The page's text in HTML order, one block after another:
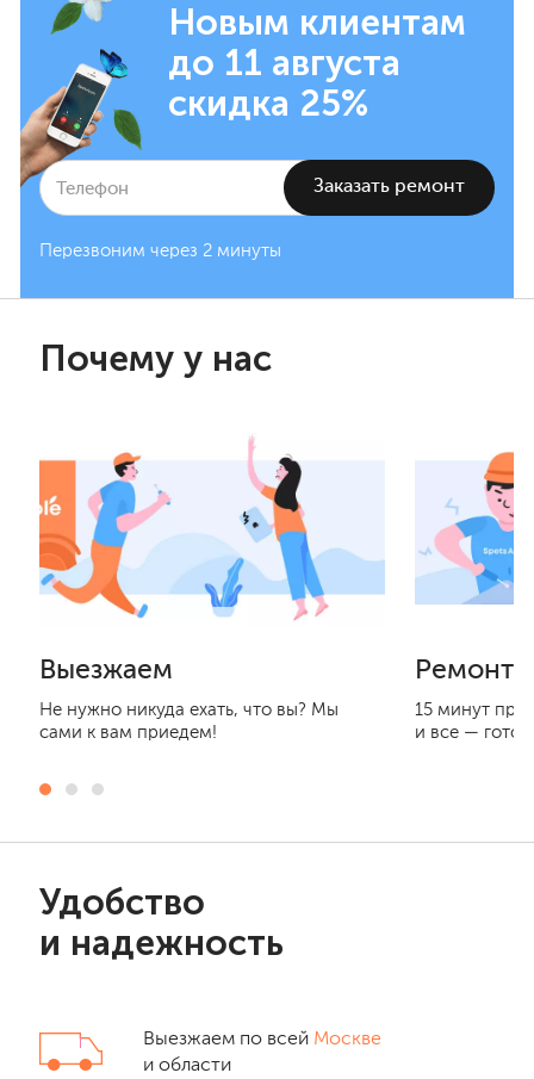
Новым клиентам
до 11 августа
скидка 25%
Перезвоним через 2 минуты
Почему у нас
Выезжаем
Не нужно никуда ехать, что вы? Мы
сами к вам приедем!
15 минут
и все —
Удобство
и надежность
Выезжаем по всей Москве
и области